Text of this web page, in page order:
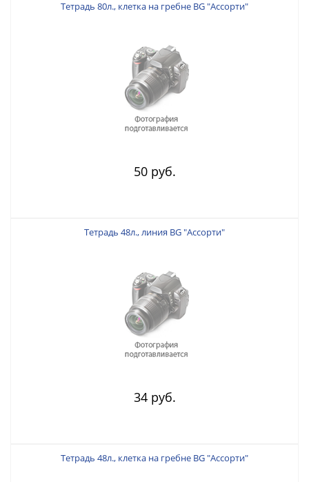
Тетрадь 80л., клетка на гребне BG "Ассорти"
50 руб.
Тетрадь 48л., линия BG "Ассорти"
34 руб.
Тетрадь 48л., клетка на гребне BG "Ассорти"